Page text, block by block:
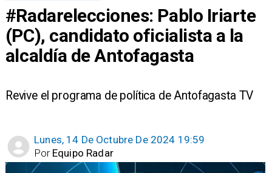
#Radarelecciones: Pablo Iriarte
(PC), candidato oficialista a la
alcaldía de Antofagasta
​Revive el programa de política de Antofagasta TV
Lunes, 14 De Octubre De 2024 19:59
Equipo Radar
Por